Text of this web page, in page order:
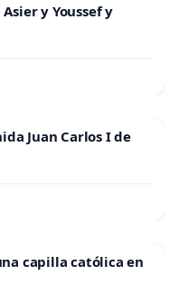
y Youssef y
Juan Carlos I de
capilla católica en